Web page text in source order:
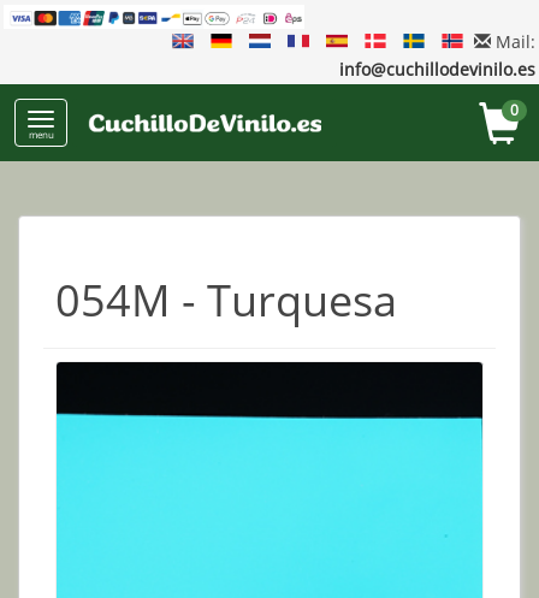
Mail:
info@cuchillodevinilo.es
menu
0
054M - Turquesa